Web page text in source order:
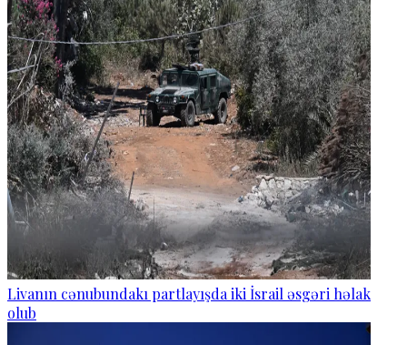
Livanın cənubundakı partlayışda iki İsrail əsgəri həlak
olub